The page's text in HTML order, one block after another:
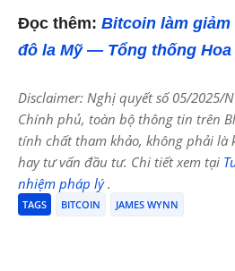
Đọc thêm: Bitcoin làm
đô la Mỹ — Tổng thống Hoa
Disclaimer: Nghị quyết số 05/2025/
Chính phủ, toàn bộ thông tin trên
tính chất tham khảo, không phải là
hay tư vấn đầu tư. Chi tiết xem tại
nhiệm pháp lý.
TAGS BITCOIN JAMES WYNN